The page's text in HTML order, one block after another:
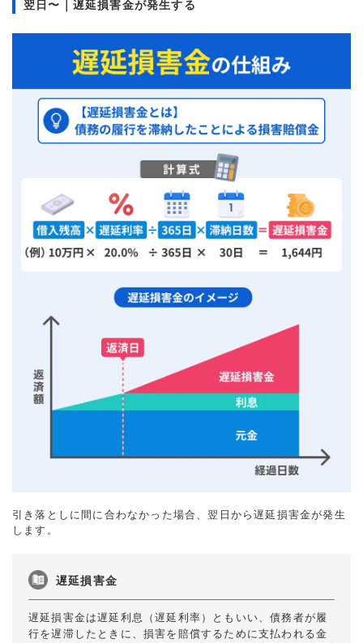
翌日〜｜遅延損害金が発生する
引き落としに間に合わなかった場合、翌日から遅延損害金が発生
します。
遅延損害金
遅延損害金は遅延利息（遅延利率）ともいい、債務者が履
行を遅滞したときに、損害を賠償するために支払われる金